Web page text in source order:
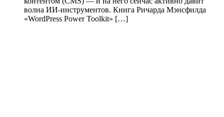
волна ИИ‑инструментов. Книга Ричарда Мэнсфилда
«WordPress Power Toolkit» […]